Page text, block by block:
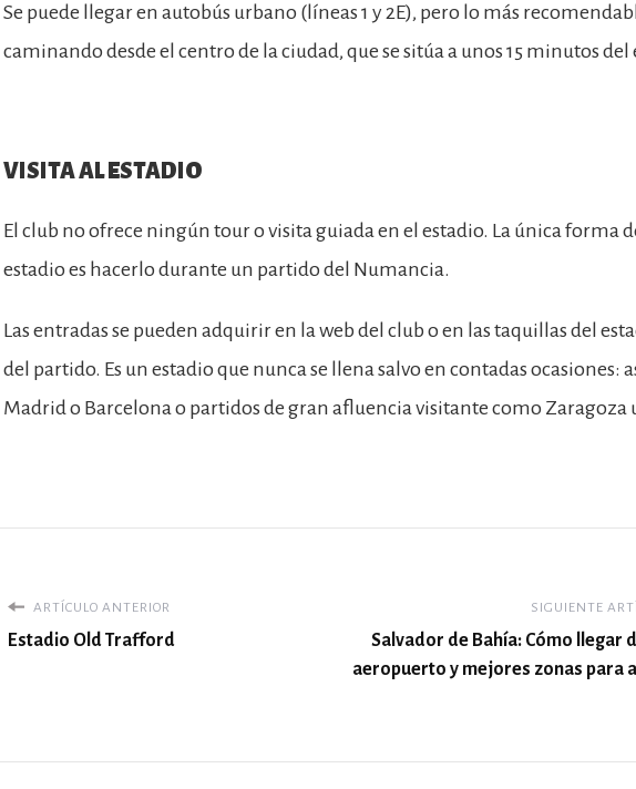
Se puede llegar en autobús urbano (líneas 1 y 2E), pero lo más
caminando desde el centro de la ciudad, que se sitúa a unos 15 minutos del
VISITA AL ESTADIO
El club no ofrece ningún tour o visita guiada en el estadio. La única forma
estadio es hacerlo durante un partido del Numancia.
Las entradas se pueden adquirir en la web del club o en las taquillas del
del partido. Es un estadio que nunca se llena salvo en contadas ocasiones:
Madrid o Barcelona o partidos de gran afluencia visitante como Zaragoza
ARTÍCULO ANTERIOR
Estadio Old Trafford
SIGUIENTE
Salvador de Bahía: Cómo llegar
aeropuerto y mejores zonas para